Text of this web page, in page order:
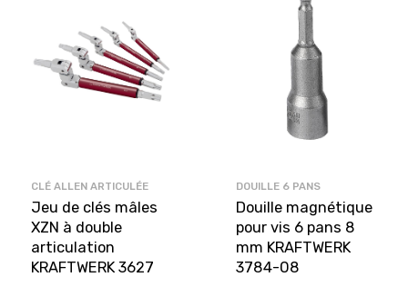
CLÉ ALLEN ARTICULÉE
Jeu de clés mâles
XZN à double
articulation
KRAFTWERK 3627
DOUILLE 6 PANS
Douille magnétique
pour vis 6 pans 8
mm KRAFTWERK
3784-08